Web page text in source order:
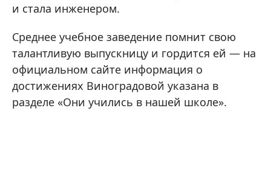
и стала инженером.
Среднее учебное заведение помнит свою
талантливую выпускницу и гордится ей — на
официальном сайте информация о
достижениях Виноградовой указана в
разделе «Они учились в нашей школе».